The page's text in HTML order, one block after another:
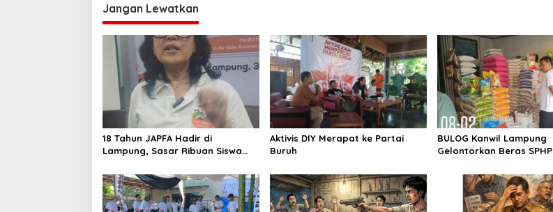
i
g
a
i
o
s
Jangan Lewatkan
18 Tahun JAPFA Hadir di
Lampung, Sasar Ribuan Siswa
Aktivis DIY Merapat ke Partai
Buruh
BULOG Kanwil Lampung
Gelontorkan Beras SPHP